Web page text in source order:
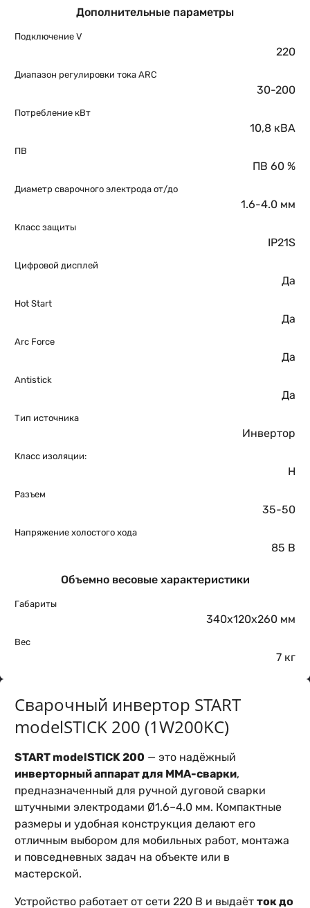
Дополнительные параметры
Подключение V
220
Диапазон регулировки тока ARC
30-200
Потребление кВт
10,8 кВА
ПВ
ПВ 60 %
Диаметр сварочного электрода от/до
1.6-4.0 мм
Класс защиты
IP21S
Цифровой дисплей
Да
Hot Start
Да
Arc Force
Да
Antistick
Да
Тип источника
Инвертор
Класс изоляции:
H
Разъем
35-50
Напряжение холостого хода
85 В
Объемно весовые характеристики
Габариты
340х120х260 мм
Вес
7 кг
Сварочный инвертор START
modelSTICK 200 (1W200KC)
START modelSTICK 200 — это надёжный
инверторный аппарат для MMA-сварки,
предназначенный для ручной дуговой сварки
штучными электродами Ø1.6–4.0 мм. Компактные
размеры и удобная конструкция делают его
отличным выбором для мобильных работ, монтажа
и повседневных задач на объекте или в
мастерской.
Устройство работает от сети 220 В и выдаёт ток до